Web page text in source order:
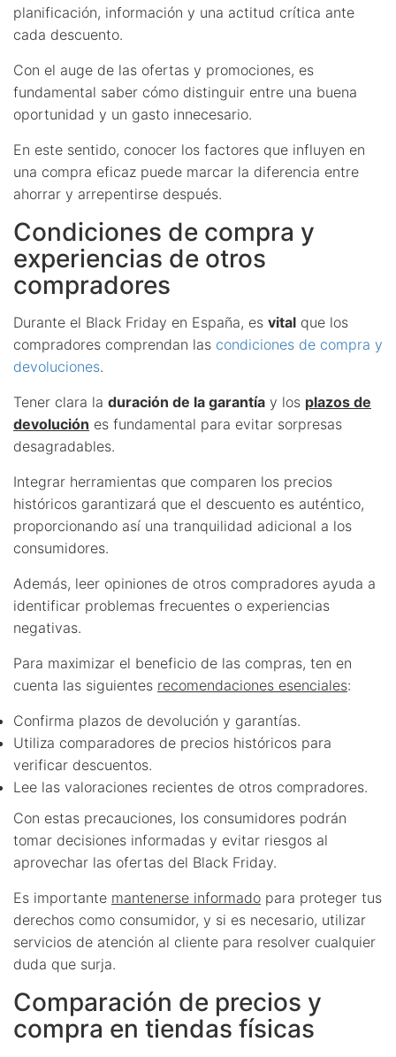
planificación, información y una actitud crítica ante
cada descuento.
Con el auge de las ofertas y promociones, es
fundamental saber cómo distinguir entre una buena
oportunidad y un gasto innecesario.
En este sentido, conocer los factores que influyen en
una compra eficaz puede marcar la diferencia entre
ahorrar y arrepentirse después.
Condiciones de compra y
experiencias de otros
compradores
Durante el Black Friday en España, es vital que los
compradores comprendan las condiciones de compra y
devoluciones.
Tener clara la duración de la garantía y los plazos de
devolución es fundamental para evitar sorpresas
desagradables.
Integrar herramientas que comparen los precios
históricos garantizará que el descuento es auténtico,
proporcionando así una tranquilidad adicional a los
consumidores.
Además, leer opiniones de otros compradores ayuda a
identificar problemas frecuentes o experiencias
negativas.
Para maximizar el beneficio de las compras, ten en
cuenta las siguientes recomendaciones esenciales:
Confirma plazos de devolución y garantías.
Utiliza comparadores de precios históricos para
verificar descuentos.
Lee las valoraciones recientes de otros compradores.
Con estas precauciones, los consumidores podrán
tomar decisiones informadas y evitar riesgos al
aprovechar las ofertas del Black Friday.
Es importante mantenerse informado para proteger tus
derechos como consumidor, y si es necesario, utilizar
servicios de atención al cliente para resolver cualquier
duda que surja.
Comparación de precios y
compra en tiendas físicas